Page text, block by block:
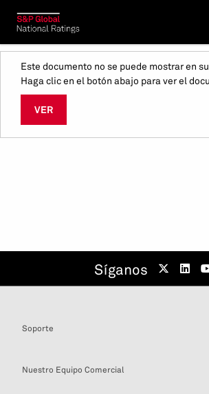
Este documento no se puede mostrar en
Haga clic en el botón abajo para ver el
VER
Síganos
Soporte
Nuestro Equipo Comercial